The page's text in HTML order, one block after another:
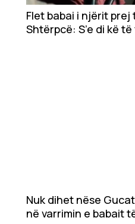
Flet babai i njërit
Shtërpcë: S’e di kë
Nuk dihet nëse
në varrimin e babait